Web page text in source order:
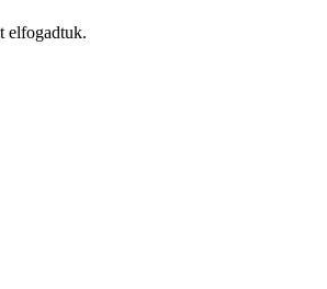
elfogadtuk.